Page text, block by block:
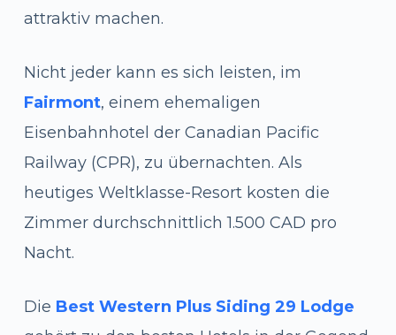
attraktiv machen.
Nicht jeder kann es sich leisten, im
Fairmont, einem ehemaligen
Eisenbahnhotel der Canadian Pacific
Railway (CPR), zu übernachten. Als
heutiges Weltklasse-Resort kosten die
Zimmer durchschnittlich 1.500 CAD pro
Nacht.
Die Best Western Plus Siding 29 Lodge